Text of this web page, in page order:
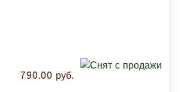
790.00 руб.